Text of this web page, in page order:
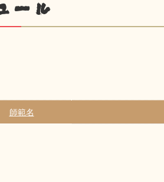
ール
師範名